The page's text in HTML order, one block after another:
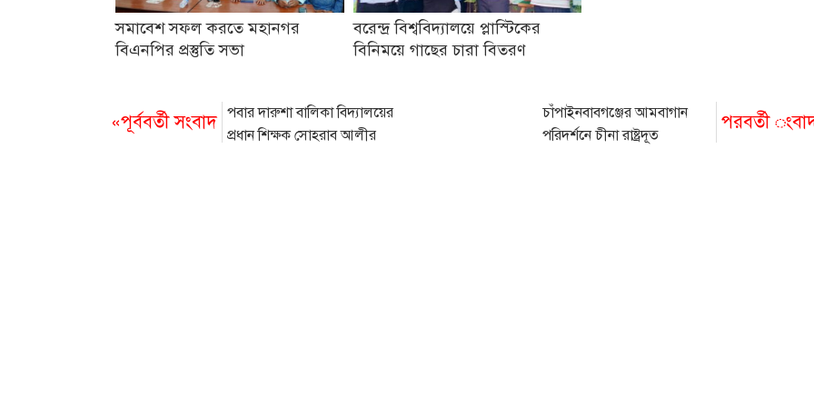
সমাবেশ সফল করতে মহানগর
বিএনপির প্রস্তুতি সভা
বরেন্দ্র বিশ্ববিদ্যালয়ে প্লাস্টিকের
বিনিময়ে গাছের চারা বিতরণ
«পূর্ববর্তী সংবাদ পবার দারুশা বালিকা বিদ্যালয়ের
প্রধান শিক্ষক সোহরাব আলীর
পরবর্তী
চাঁপাইনবাবগঞ্জের আমবাগান
পরিদর্শনে চীনা রাষ্ট্রদূত